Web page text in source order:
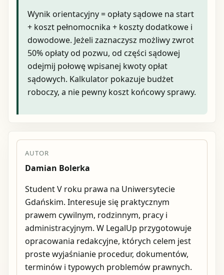
Wynik orientacyjny = opłaty sądowe na start
+ koszt pełnomocnika + koszty dodatkowe i
dowodowe. Jeżeli zaznaczysz możliwy zwrot
50% opłaty od pozwu, od części sądowej
odejmij połowę wpisanej kwoty opłat
sądowych. Kalkulator pokazuje budżet
roboczy, a nie pewny koszt końcowy sprawy.
AUTOR
Damian Bolerka
Student V roku prawa na Uniwersytecie
Gdańskim. Interesuje się praktycznym
prawem cywilnym, rodzinnym, pracy i
administracyjnym. W LegalUp przygotowuje
opracowania redakcyjne, których celem jest
proste wyjaśnianie procedur, dokumentów,
terminów i typowych problemów prawnych.